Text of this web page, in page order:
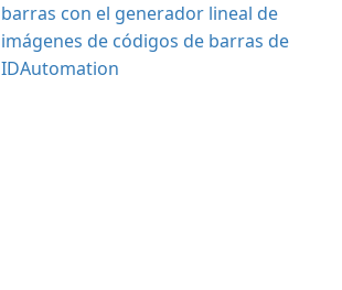
barras con el generador lineal de
imágenes de códigos de barras de
IDAutomation